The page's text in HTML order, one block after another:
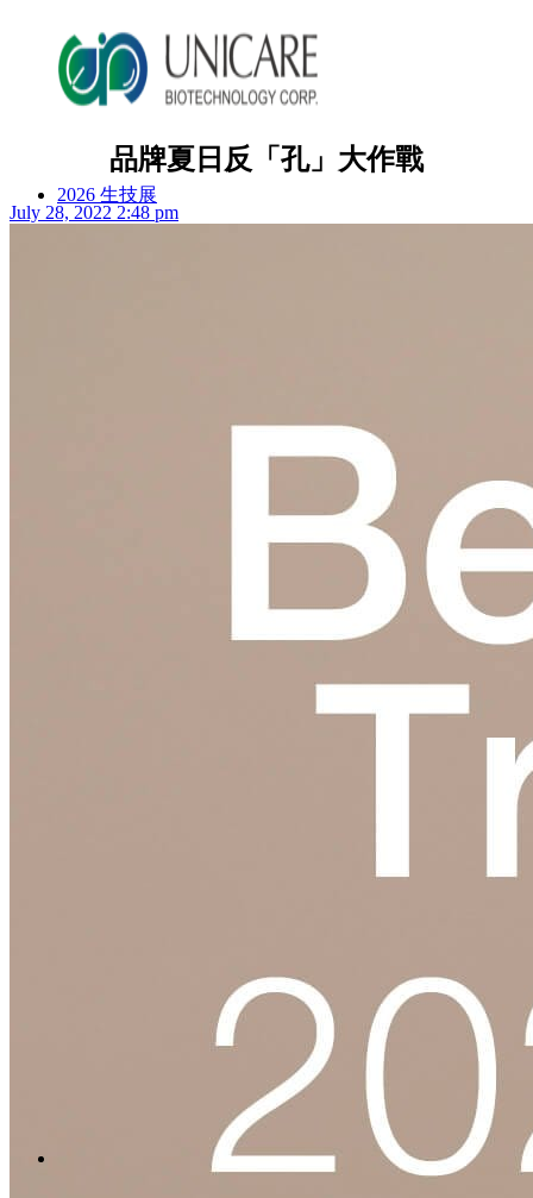
2026 生技展
品牌夏日反「孔」大作戰
July 28, 2022 2:48 pm